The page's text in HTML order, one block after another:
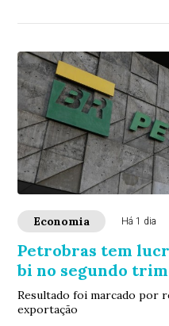
Economia Há 1 dia
Petrobras tem
bi no segundo
Resultado foi marcado por
exportação